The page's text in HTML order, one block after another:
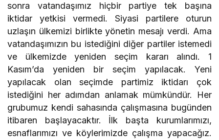
sonra vatandaşımız hiçbir partiye tek başına
iktidar yetkisi vermedi. Siyasi partilere oturun
uzlaşın ülkemizi birlikte yönetin mesajı verdi. Ama
vatandaşımızın bu istediğini diğer partiler istemedi
ve ülkemizde yeniden seçim kararı alındı. 1
Kasım’da yeniden bir seçim yapılacak. Yeni
yapılacak olan seçimde partimiz iktidarı çok
istediğini her adımdan anlamak mümkündür. Her
grubumuz kendi sahasında çalışmasına bugünden
itibaren başlayacaktır. İlk başta kurumlarımızı,
esnaflarımızı ve köylerimizde çalışma yapacağız.